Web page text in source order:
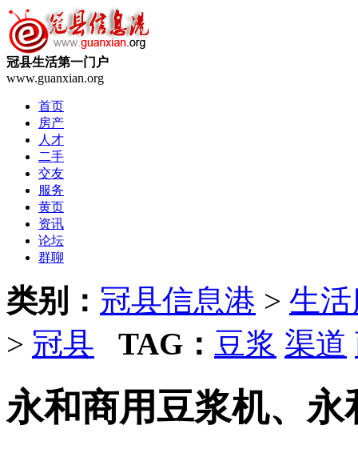
冠县生活第一门户
www.guanxian.org
首页
房产
人才
二手
交友
服务
黄页
资讯
论坛
群聊
类别： 冠县信息港 > 生
> 冠县 TAG： 豆浆 渠道
永和商用豆浆机、